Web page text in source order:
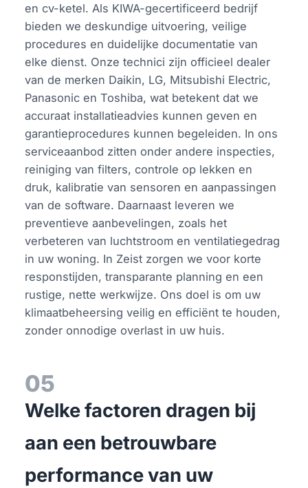
en cv-ketel. Als KIWA-gecertificeerd bedrijf
bieden we deskundige uitvoering, veilige
procedures en duidelijke documentatie van
elke dienst. Onze technici zijn officieel dealer
van de merken Daikin, LG, Mitsubishi Electric,
Panasonic en Toshiba, wat betekent dat we
accuraat installatieadvies kunnen geven en
garantieprocedures kunnen begeleiden. In ons
serviceaanbod zitten onder andere inspecties,
reiniging van filters, controle op lekken en
druk, kalibratie van sensoren en aanpassingen
van de software. Daarnaast leveren we
preventieve aanbevelingen, zoals het
verbeteren van luchtstroom en ventilatiegedrag
in uw woning. In Zeist zorgen we voor korte
responstijden, transparante planning en een
rustige, nette werkwijze. Ons doel is om uw
klimaatbeheersing veilig en efficiënt te houden,
zonder onnodige overlast in uw huis.
05
Welke factoren dragen bij
aan een betrouwbare
performance van uw